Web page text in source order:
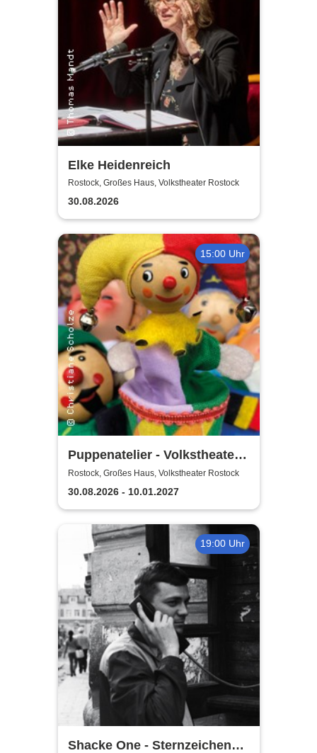
Elke Heidenreich
Rostock, Großes Haus, Volkstheater Rostock
30.08.2026
15:00 Uhr
Puppenatelier - Volkstheater
Rostock
Rostock, Großes Haus, Volkstheater Rostock
30.08.2026 - 10.01.2027
19:00 Uhr
Shacke One - Sternzeichen